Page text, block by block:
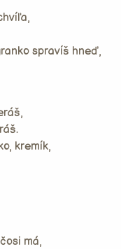
spravíš hneď,
kremík,
má,